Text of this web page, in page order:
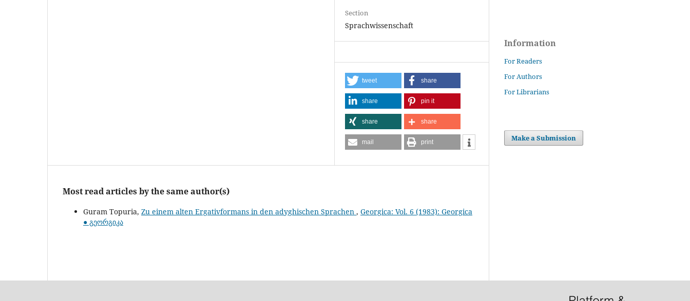
Section
Sprachwissenschaft
tweet share
share pin it
share share
mail print
Most read articles by the same author(s)
Guram Topuria, Zu einem alten Ergativformans in den adyghischen Sprachen , Georgica: Vol. 6 (1983): Georgica
● გეორგიკა
Information
For Readers
For Authors
For Librarians
Make a Submission